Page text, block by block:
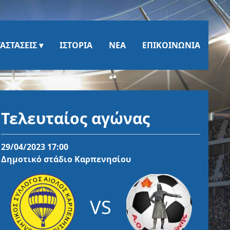
ΙΣΤΟΡΊΑ ΝΈΑ ΕΠΙΚΟΙΝΩΝΊΑ
Τελευταίος αγώνας
29/04/2023 17:00
Δημοτικό στάδιο Καρπενησίου
VS